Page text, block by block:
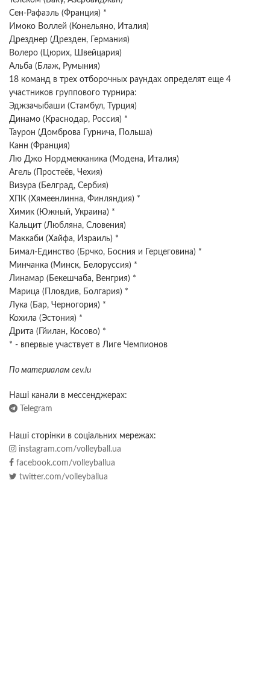
Сен-Рафаэль (Франция) *
Имоко Воллей (Конельяно, Италия)
Дрезднер (Дрезден, Германия)
Волеро (Цюрих, Швейцария)
Альба (Блаж, Румыния)
18 команд в трех отборочных раундах определят еще 4
участников группового турнира:
Эджзачыбаши (Стамбул, Турция)
Динамо (Краснодар, Россия) *
Таурон (Домброва Гурнича, Польша)
Канн (Франция)
Лю Джо Нордмекканика (Модена, Италия)
Агель (Простеёв, Чехия)
Визура (Белград, Сербия)
ХПК (Хямеенлинна, Финляндия) *
Химик (Южный, Украина) *
Кальцит (Любляна, Словения)
Маккаби (Хайфа, Израиль) *
Бимал-Единство (Брчко, Босния и Герцеговина) *
Минчанка (Минск, Белоруссия) *
Линамар (Бекешчаба, Венгрия) *
Марица (Пловдив, Болгария) *
Лука (Бар, Черногория) *
Кохила (Эстония) *
Дрита (Гйилан, Косово) *
* - впервые участвует в Лиге Чемпионов
По материалам cev.lu
Наші канали в мессенджерах:
Telegram
Наші сторінки в соціальних мережах:
instagram.com/volleyball.ua
facebook.com/volleyballua
twitter.com/volleyballua